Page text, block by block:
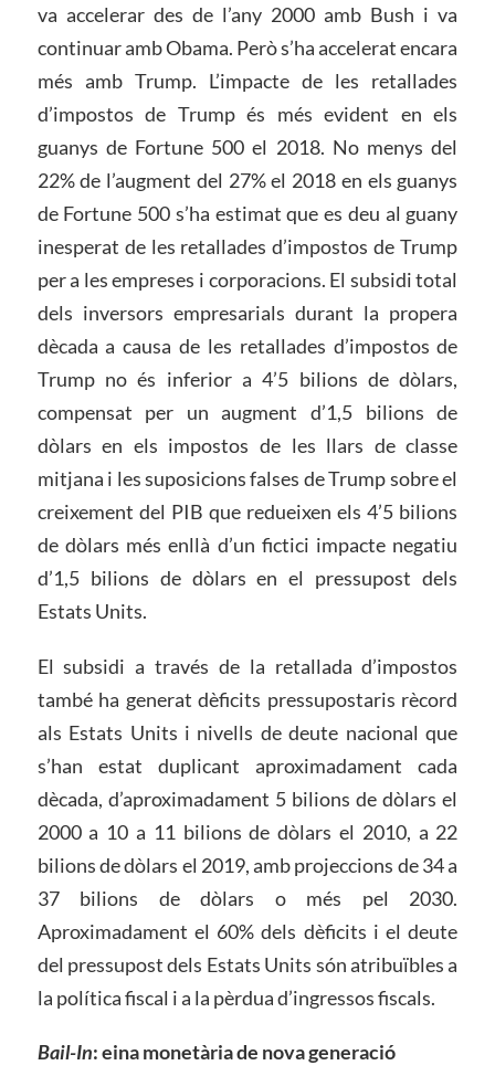
va accelerar des de l’any 2000 amb Bush i va
continuar amb Obama. Però s’ha accelerat encara
més amb Trump. L’impacte de les retallades
d’impostos de Trump és més evident en els
guanys de Fortune 500 el 2018. No menys del
22% de l’augment del 27% el 2018 en els guanys
de Fortune 500 s’ha estimat que es deu al guany
inesperat de les retallades d’impostos de Trump
per a les empreses i corporacions. El subsidi total
dels inversors empresarials durant la propera
dècada a causa de les retallades d’impostos de
Trump no és inferior a 4’5 bilions de dòlars,
compensat per un augment d’1,5 bilions de
dòlars en els impostos de les llars de classe
mitjana i les suposicions falses de Trump sobre el
creixement del PIB que redueixen els 4’5 bilions
de dòlars més enllà d’un fictici impacte negatiu
d’1,5 bilions de dòlars en el pressupost dels
Estats Units.
El subsidi a través de la retallada d’impostos
també ha generat dèficits pressupostaris rècord
als Estats Units i nivells de deute nacional que
s’han estat duplicant aproximadament cada
dècada, d’aproximadament 5 bilions de dòlars el
2000 a 10 a 11 bilions de dòlars el 2010, a 22
bilions de dòlars el 2019, amb projeccions de 34 a
37 bilions de dòlars o més pel 2030.
Aproximadament el 60% dels dèficits i el deute
del pressupost dels Estats Units són atribuïbles a
la política fiscal i a la pèrdua d’ingressos fiscals.
Bail-In: eina monetària de nova generació